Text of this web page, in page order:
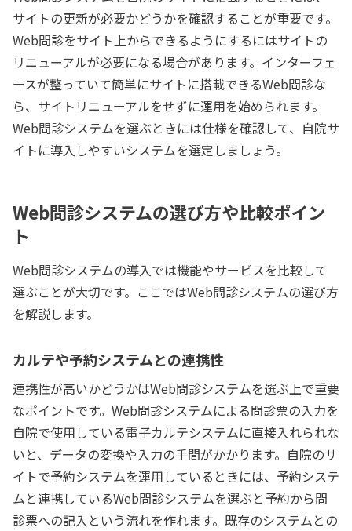
サイトの更新が必要かどうかを確認することが重要です。
Web問診をサイト上からできるようにするにはサイトの
リニューアルが必要になる場合があります。インターフェ
ースが整っていて簡単にサイトに搭載できるWeb問診な
ら、サイトリニューアルをせずに運用を始められます。
Web問診システムを選ぶときには仕様を確認して、自院サ
イトに導入しやすいシステムを選定しましょう。
Web問診システムの選び方や比較ポイン
ト
Web問診システムの導入では機能やサービスを比較して
選ぶことが大切です。ここではWeb問診システムの選び方
を解説します。
カルテや予約システムとの連携性
連携性が高いかどうかはWeb問診システムを選ぶ上で重要
なポイントです。Web問診システムによる問診票の入力を
自院で使用している電子カルテシステムに直接入れられな
いと、データの変換や入力の手間がかかります。自院のサ
イトで予約システムを運用しているときには、予約システ
ムと連携しているWeb問診システムを選ぶと予約から問
診票への記入という流れを作れます。既存のシステムとの